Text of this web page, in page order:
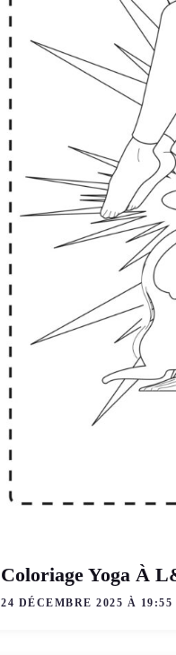
Coloriage Yoga À
24 DÉCEMBRE 2025 À 19:55